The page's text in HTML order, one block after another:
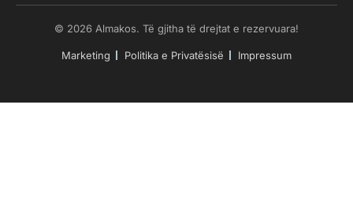
© 2026 Almakos. Të gjitha të drejtat e rezervuara!
Marketing Politika e Privatësisë Impressum